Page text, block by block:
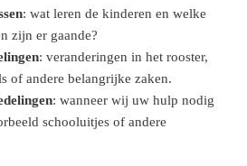
: wat leren de kinderen en welke
zijn er gaande?
: veranderingen in het rooster,
of andere belangrijke zaken.
: wanneer wij uw hulp nodig
schooluitjes of andere